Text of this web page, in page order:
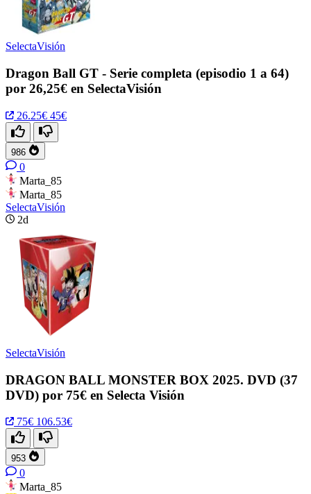
SelectaVisión
Dragon Ball GT - Serie completa (episodio 1 a 64)
por 26,25€ en SelectaVisión
26.25€ 45€
986
0
Marta_85
Marta_85
SelectaVisión
2d
SelectaVisión
DRAGON BALL MONSTER BOX 2025. DVD (37
DVD) por 75€ en Selecta Visión
75€ 106.53€
953
0
Marta_85